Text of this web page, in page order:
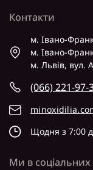
Контакти
м. Івано-
м. Івано-
м. Львів, вул.
(066) 221-97-
Щодня з 7:00
Ми в